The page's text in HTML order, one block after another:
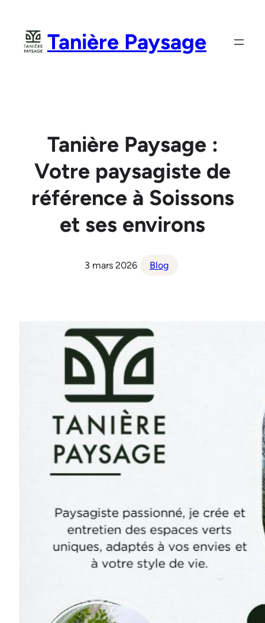
contenu
Tanière Paysage
Tanière Paysage :
Votre paysagiste de
référence à Soissons
et ses environs
3 mars 2026 Blog